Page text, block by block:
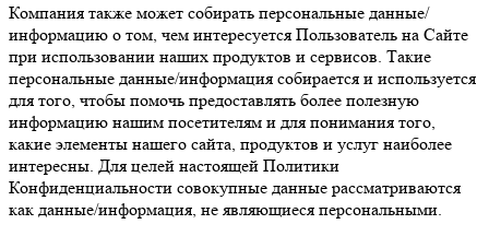
Компания также может собирать персональные данные/
информацию о том, чем интересуется Пользователь на Сайте
при использовании наших продуктов и сервисов. Такие
персональные данные/информация собирается и используется
для того, чтобы помочь предоставлять более полезную
информацию нашим посетителям и для понимания того,
какие элементы нашего сайта, продуктов и услуг наиболее
интересны. Для целей настоящей Политики
Конфиденциальности совокупные данные рассматриваются
как данные/информация, не являющиеся персональными.